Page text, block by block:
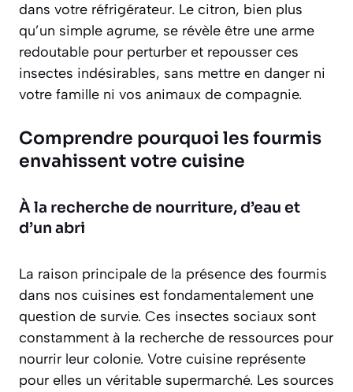
dans votre réfrigérateur. Le citron, bien plus
qu’un simple agrume, se révèle être une arme
redoutable pour perturber et repousser ces
insectes indésirables, sans mettre en danger ni
votre famille ni vos animaux de compagnie.
Comprendre pourquoi les fourmis
envahissent votre cuisine
À la recherche de nourriture, d’eau et
d’un abri
La raison principale de la présence des fourmis
dans nos cuisines est fondamentalement une
question de survie. Ces insectes sociaux sont
constamment à la recherche de ressources pour
nourrir leur colonie. Votre cuisine représente
pour elles un véritable supermarché. Les sources